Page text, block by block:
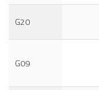
G20
G09